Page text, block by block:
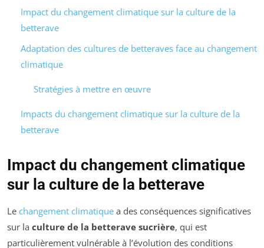
Impact du changement climatique sur la culture de la
betterave
Adaptation des cultures de betteraves face au changement
climatique
Stratégies à mettre en œuvre
Impacts du changement climatique sur la culture de la
betterave
Impact du changement climatique
sur la culture de la betterave
Le changement climatique a des conséquences significatives
sur la culture de la betterave sucrière, qui est
particulièrement vulnérable à l’évolution des conditions